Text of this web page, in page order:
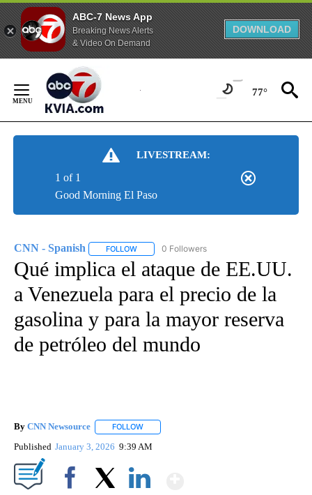
ABC-7 News App
Breaking News Alerts
& Video On Demand
DOWNLOAD
Content
77°
LIVESTREAM:
Good Morning El Paso
1 of 1
CNN - Spanish FOLLOW FOLLOW "CNN - SPANISH" TO RECEIVE
0 Followers
Qué implica el ataque de EE.UU.
a Venezuela para el precio de la
gasolina y para la mayor reserva
de petróleo del mundo
By CNN Newsource FOLLOW
Published January 3, 2026 9:39 AM